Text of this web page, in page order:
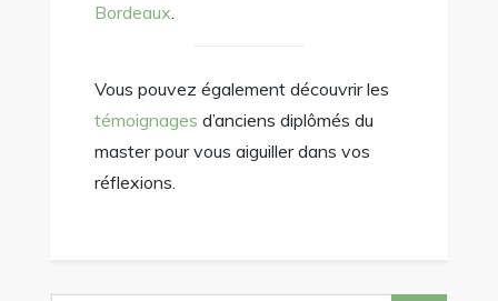
Bordeaux.
Vous pouvez également découvrir les
témoignages d’anciens diplômés du
master pour vous aiguiller dans vos
réflexions.